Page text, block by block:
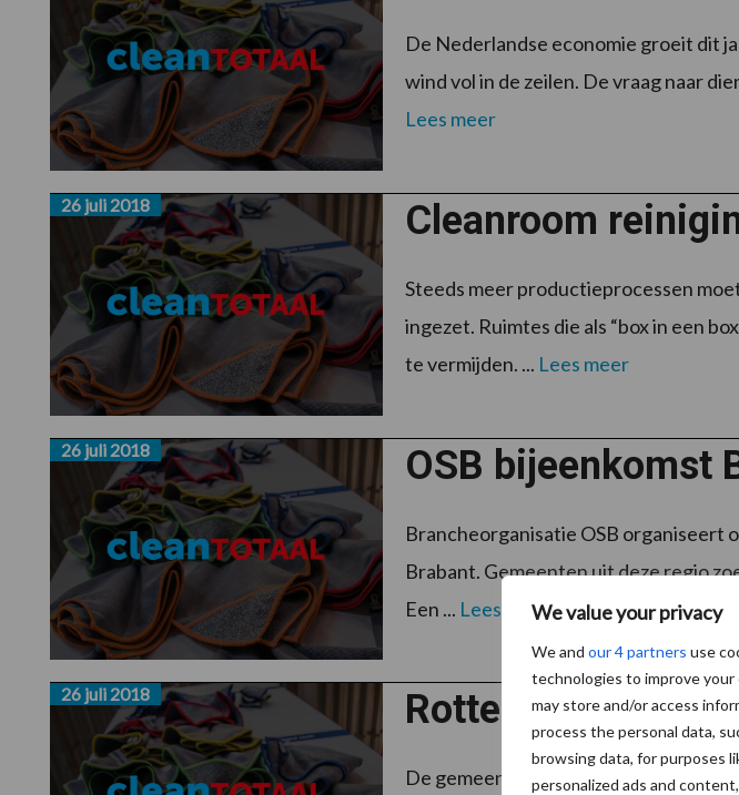
We value your privacy
We and our 4 partners use
technologies to improve
may store and/or access
process the personal data,
browsing data, for purposes
personalized ads and
De Nederlandse economie groeit dit
wind vol in de zeilen. De vraag naar
Lees meer
Cleanroom
26 juli 2018
Steeds meer productieprocessen
ingezet. Ruimtes die als “box in een
te vermijden. ... Lees meer
OSB bijeenkomst
26 juli 2018
Brancheorganisatie OSB organiseert
Brabant. Gemeenten uit deze regio
Een ... Lees meer
Rotterdam
26 juli 2018
De gemeente Rotterdam reinigt